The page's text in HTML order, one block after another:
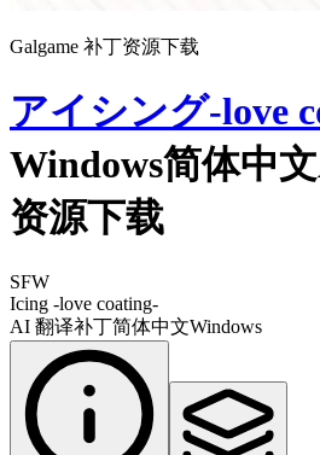
Galgame 补丁资源下载
アイシング-love
Windows简体中
资源下载
SFW
Icing -love coating-
AI 翻译补丁简体中文Windows